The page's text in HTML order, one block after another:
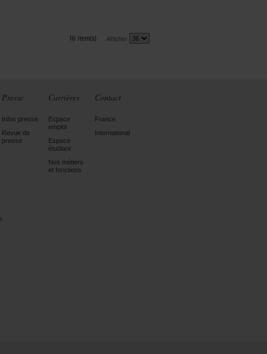
16 item(s) Afficher
Presse
Infos presse
Revue de
presse
Carrières
Espace
emploi
Espace
étudiant
Nos métiers
et fonctions
Contact
France
International